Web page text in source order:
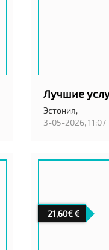
Эстония,
3-05-2026, 11:07
21,60€